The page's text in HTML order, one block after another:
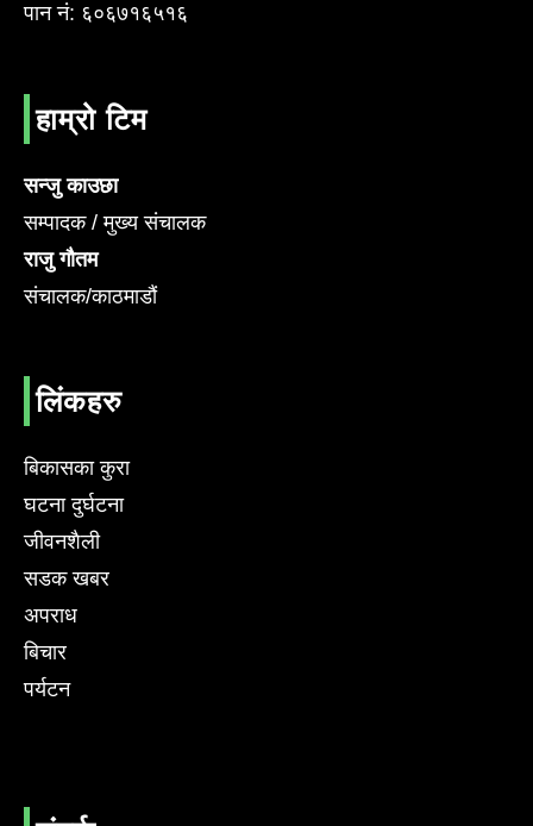
पान नं: ६०६७१६५१६
हाम्रो टिम
सन्जु काउछा
सम्पादक / मुख्य संचालक
राजु गौतम
संचालक/काठमाडौं
लिंकहरु
बिकासका कुरा
घटना दुर्घटना
जीवनशैली
सडक खबर
अपराध
बिचार
पर्यटन